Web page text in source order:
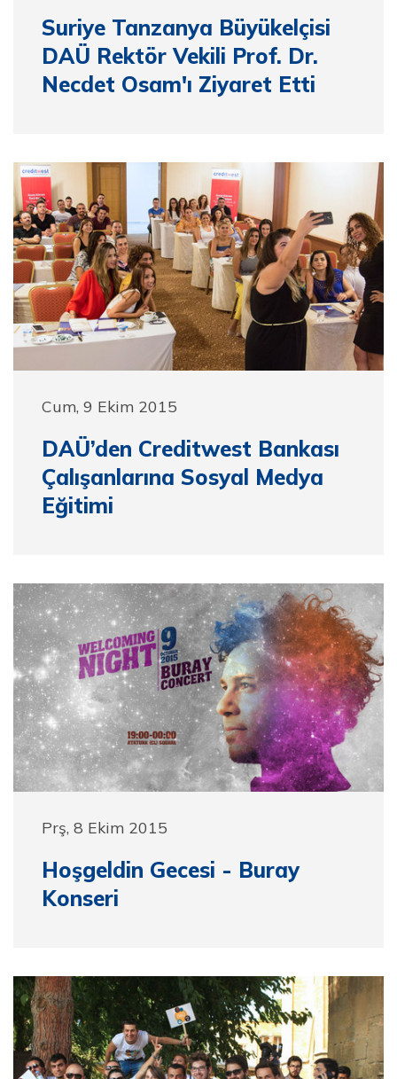
Suriye Tanzanya Büyükelçisi
DAÜ Rektör Vekili Prof. Dr.
Necdet Osam'ı Ziyaret Etti
Cum, 9 Ekim 2015
DAÜ’den Creditwest Bankası
Çalışanlarına Sosyal Medya
Eğitimi
Prş, 8 Ekim 2015
Hoşgeldin Gecesi - Buray
Konseri